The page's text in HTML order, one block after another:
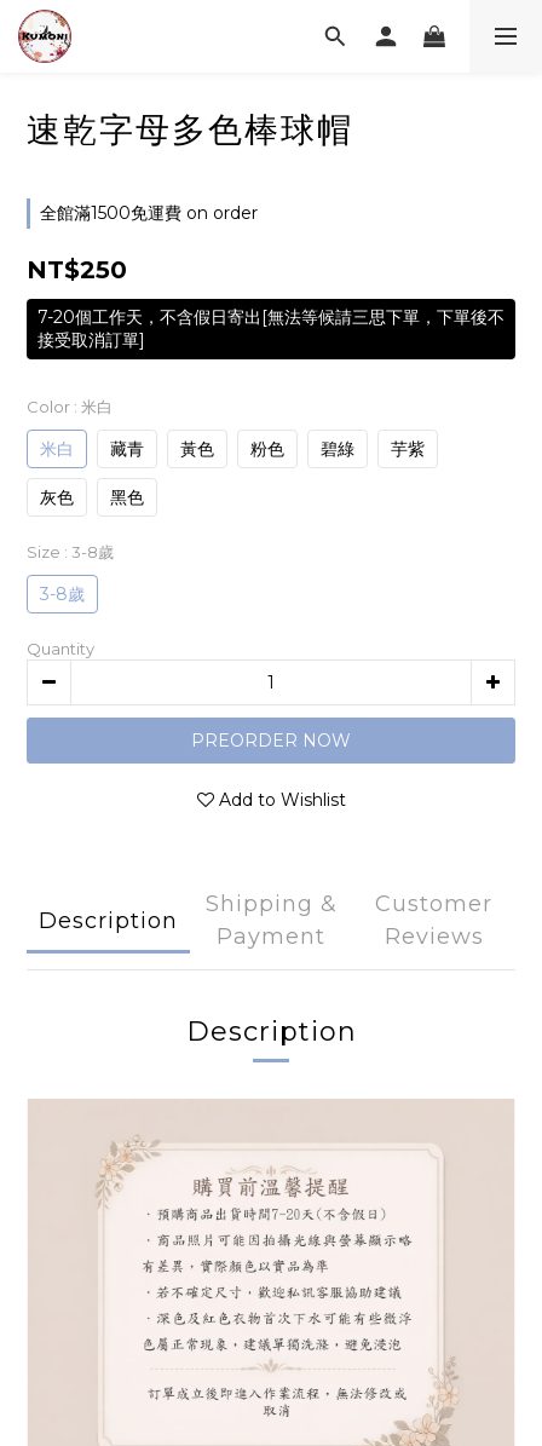
速乾字母多色棒球帽
全館滿1500免運費 on order
NT$250
7-20個工作天，不含假日寄出[無法等候請三思下單，下單後不
接受取消訂單]
Color : 米白
米白 藏青 黃色 粉色 碧綠 芋紫
灰色 黑色
Size : 3-8歲
3-8歲
Quantity
PREORDER NOW
Add to Wishlist
Description
Shipping &
Payment
Customer
Reviews
Description